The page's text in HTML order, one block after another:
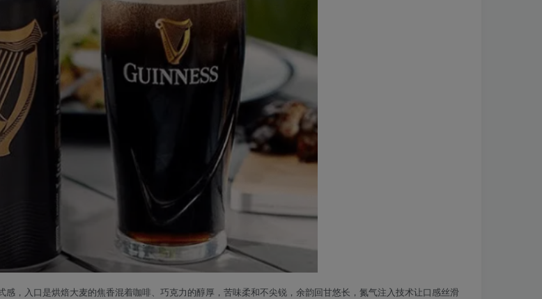
，入口是烘焙大麦的焦香混着咖啡、巧克力的醇厚，苦味柔和不尖锐，余韵回甘悠长，氮气注入技术让口感丝滑